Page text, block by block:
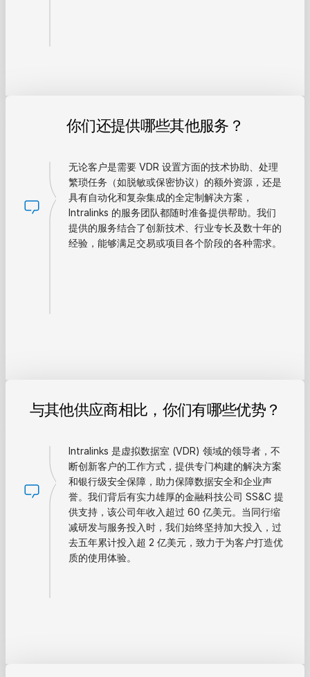
你们还提供哪些其他服务？
无论客户是需要 VDR 设置方面的技术协助、处理
繁琐任务（如脱敏或保密协议）的额外资源，还是
具有自动化和复杂集成的全定制解决方案，
Intralinks 的服务团队都随时准备提供帮助。我们
提供的服务结合了创新技术、行业专长及数十年的
经验，能够满足交易或项目各个阶段的各种需求。
与其他供应商相比，你们有哪些优势？
Intralinks 是虚拟数据室 (VDR) 领域的领导者，不
断创新客户的工作方式，提供专门构建的解决方案
和银行级安全保障，助力保障数据安全和企业声
誉。我们背后有实力雄厚的金融科技公司 SS&C 提
供支持，该公司年收入超过 60 亿美元。当同行缩
减研发与服务投入时，我们始终坚持加大投入，过
去五年累计投入超 2 亿美元，致力于为客户打造优
质的使用体验。